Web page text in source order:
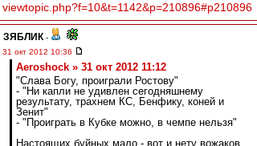
viewtopic.php?f=10&t=1142&p=210896#p210896
ЗЯБЛИК -
31 окт 2012 10:36
Aeroshock » 31 окт 2012 11:12
"Слава Богу, проиграли Ростову"
- "Ни капли не удивлен сегодняшнему
результату, трахнем КС, Бенфику, коней и
Зенит"
- "Проиграть в Кубке можно, в чемпе нельзя"
Настоящих буйных мало - вот и нету вожаков